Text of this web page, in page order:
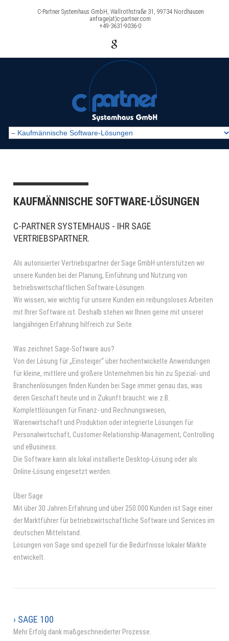
C-Partner Systemhaus GmbH, Wallrothstraße 31, 99734 Nordhausen
anfrage(at)c-partner.com
+49-3631-9036-0
KAUFMÄNNISCHE SOFTWARE-LÖSUNGEN
C-PARTNER SYSTEMHAUS - IHR SAGE
VERTRIEBSPARTNER.
Als autorisierter Vertriebspartner der Sage GmbH unterstützen wir
unsere Kunden bei der Planung, Einführung und Nutzung von
betriebswirtschaftlichen Software-Lösungen.
Wir wissen, wie wichtig für unsere Kunden ein reibungsloses Arbeiten
mit Ihrer Software ist. Deshalb stehen wir Ihnen gerne mit unserer
langjährigen Erfahrung hilfreich zur Seite.
Was zeichnet Sage-Software aus?
Von der Lösung für „Einsteiger“ über hochentwickelte Anwendungen
für kleine, mittlere und größere Unternehmen bis hin zu Spezial- und
Branchenlösungen finden Kunden bei Sage immer genau das, was
deren Geschäft heute und in Zukunft braucht: wie z.B.
Komplettlösungen für Finanz- und Rechnungswesen,
Warenwirtschaft und Produktion oder integrierte Lösungen für
Personalwirtschaft, Customer-Relationship-Management, Controlling
und eBusiness.
Die Software kann als lokal installierte Desktop-Lösung oder als
Online-Lösung eingesetzt werden.
Über Sage
Mit über 30 Jahren Erfahrung und über 250.000 Kunden ist Sage einer
der Marktführer für betriebswirtschaftliche Software und Services im
deutschen Mittelstand.
Lösungen von Sage sind speziell für die Bedürfnisse lokaler Märkte
entwickelt.
› SAGE 100
Mehr Erfolg dank maßgeschneiderter Prozesse.